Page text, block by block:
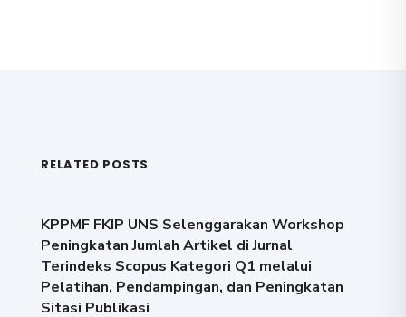
RELATED POSTS
KPPMF FKIP UNS Selenggarakan Workshop
Peningkatan Jumlah Artikel di Jurnal
Terindeks Scopus Kategori Q1 melalui
Pelatihan, Pendampingan, dan Peningkatan
Sitasi Publikasi